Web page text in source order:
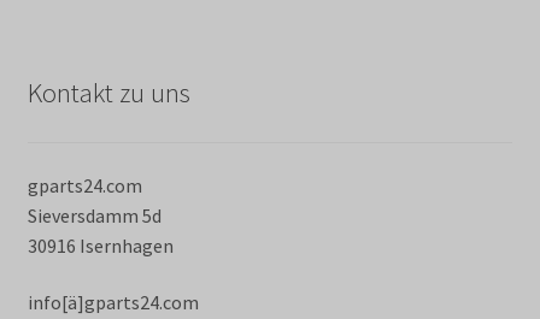
Kontakt zu uns
gparts24.com
Sieversdamm 5d
30916 Isernhagen
info[ä]gparts24.com